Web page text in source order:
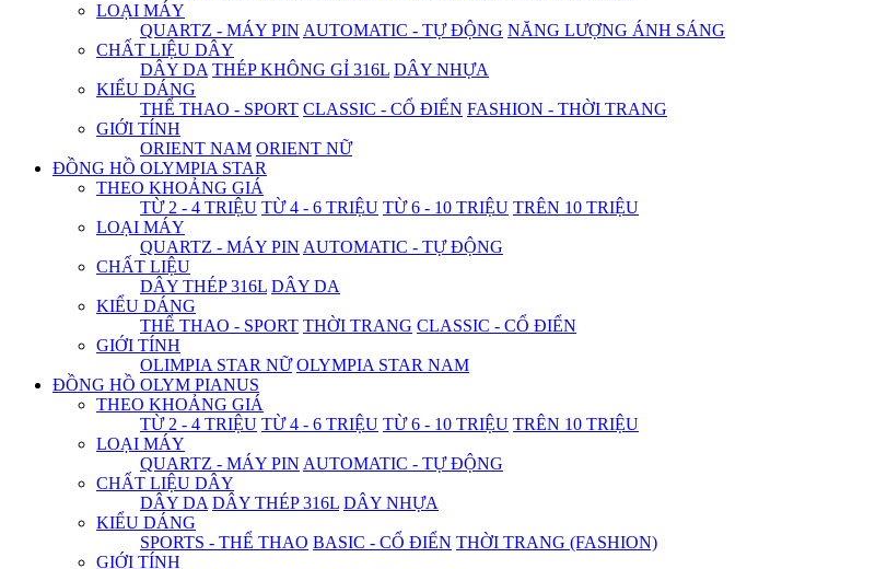
LOẠI MÁY
QUARTZ - MÁY PIN AUTOMATIC - TỰ ĐỘNG NĂNG LƯỢNG ÁNH SÁNG
CHẤT LIỆU DÂY
DÂY DA THÉP KHÔNG GỈ 316L DÂY NHỰA
KIỂU DÁNG
THỂ THAO - SPORT CLASSIC - CỔ ĐIỂN FASHION - THỜI TRANG
GIỚI TÍNH
ORIENT NAM ORIENT NỮ
ĐỒNG HỒ OLYMPIA STAR
THEO KHOẢNG GIÁ
TỪ 2 - 4 TRIỆU TỪ 4 - 6 TRIỆU TỪ 6 - 10 TRIỆU TRÊN 10 TRIỆU
LOẠI MÁY
QUARTZ - MÁY PIN AUTOMATIC - TỰ ĐỘNG
CHẤT LIỆU
DÂY THÉP 316L DÂY DA
KIỂU DÁNG
THỂ THAO - SPORT THỜI TRANG CLASSIC - CỔ ĐIỂN
GIỚI TÍNH
OLIMPIA STAR NỮ OLYMPIA STAR NAM
ĐỒNG HỒ OLYM PIANUS
THEO KHOẢNG GIÁ
TỪ 2 - 4 TRIỆU TỪ 4 - 6 TRIỆU TỪ 6 - 10 TRIỆU TRÊN 10 TRIỆU
LOẠI MÁY
QUARTZ - MÁY PIN AUTOMATIC - TỰ ĐỘNG
CHẤT LIỆU DÂY
DÂY DA DÂY THÉP 316L DÂY NHỰA
KIỂU DÁNG
SPORTS - THỂ THAO BASIC - CỔ ĐIỂN THỜI TRANG (FASHION)
GIỚI TÍNH